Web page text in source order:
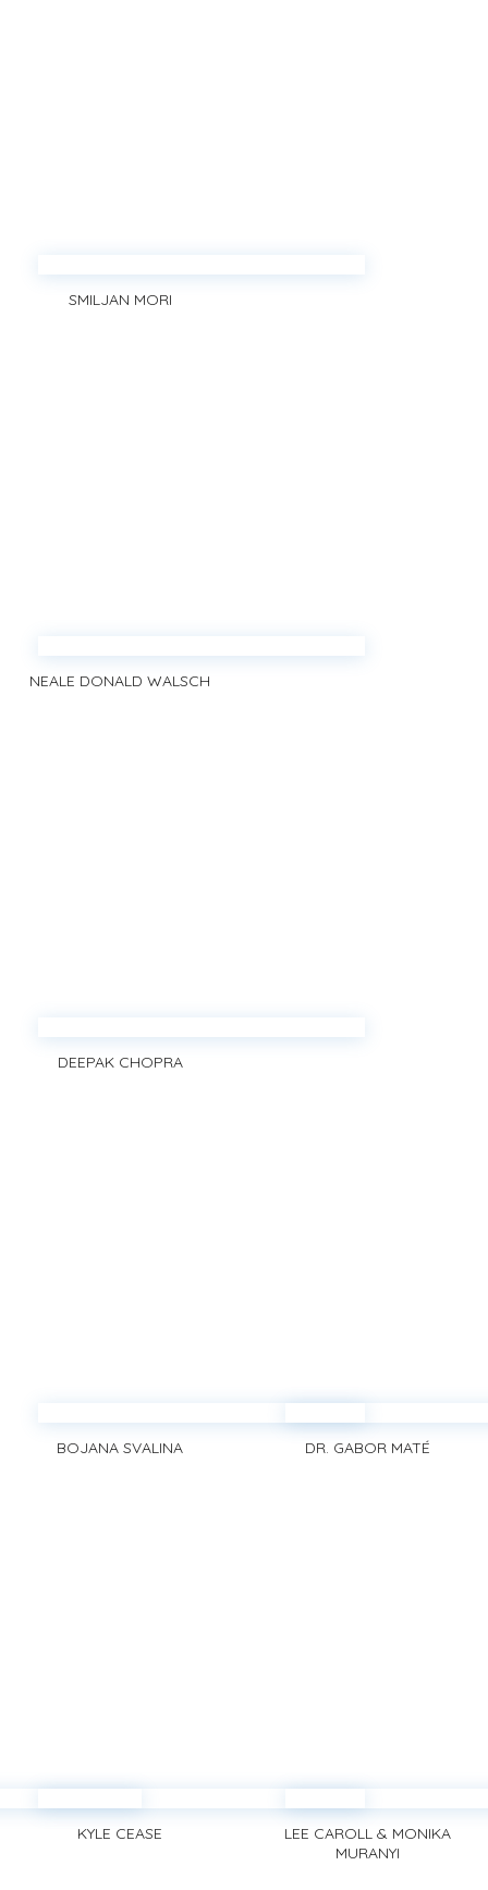
SMILJAN MORI
NEALE DONALD WALSCH
DEEPAK CHOPRA
BOJANA SVALINA DR. GABOR MATÉ
KYLE CEASE
LEE CAROLL & MONIKA
MURANYI